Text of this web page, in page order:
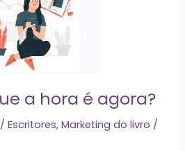
a hora é agora?
/Escritores,Marketing do livro /